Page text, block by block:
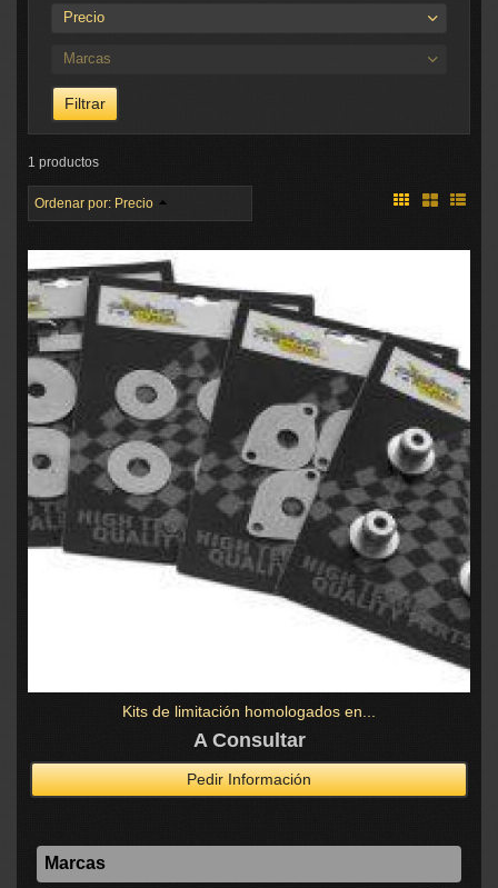
Marcas
Precio
Marcas
1 productos
Ordenar por: Precio
Kits de limitación homologados en...
A Consultar
Pedir Información